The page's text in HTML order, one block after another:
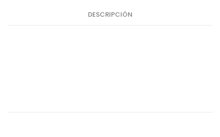
DESCRIPCIÓN